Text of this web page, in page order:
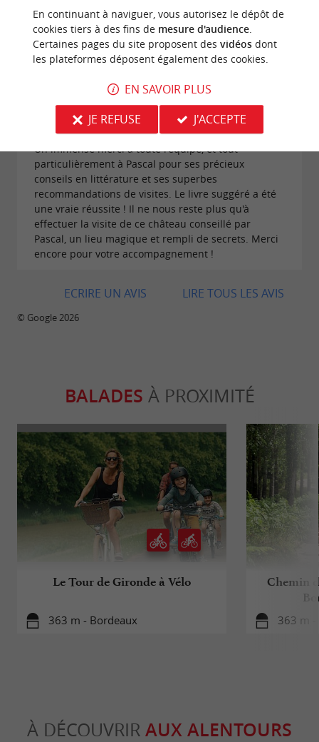
grados sobre los tejados bordeleses y el río Garona
es sencillamente insuperable.
Avis publié par Tom Oscar le 31/07/2026
Un immense merci à toute l'équipe, et tout
particulièrement à Pascal pour ses précieux
conseils en littérature et ses superbes
recommandations de visites. Le livre suggéré a été
une vraie réussite ! Il ne nous reste plus qu'à
effectuer la visite de ce château conseillé par
Pascal, un lieu magique et rempli de secrets. Merci
encore pour votre accompagnement !
LIRE TOUS LES AVIS
ECRIRE UN AVIS
© Google 2026
BALADES À PROXIMITÉ
Le Tour de Gironde à Vélo
363 m - Bordeaux
Chemin
363 m -
À DÉCOUVRIR AUX ALENTOURS
En continuant à naviguer, vous autorisez le dépôt de
cookies tiers à des fins de mesure d'audience.
Certaines pages du site proposent des vidéosdont
les plateformes déposent également des cookies.
EN SAVOIR PLUS
JE REFUSE
J'ACCEPTE